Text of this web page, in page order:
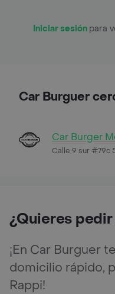
Iniciar sesión para
Car Burguer
Car Burger
Calle 9 sur #79c
¿Quieres
¡En Car Burguer
domicilio rápido,
Rappi!